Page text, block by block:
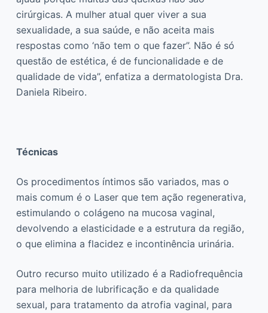
cirúrgicas. A mulher atual quer viver a sua
sexualidade, a sua saúde, e não aceita mais
respostas como ‘não tem o que fazer”. Não é só
questão de estética, é de funcionalidade e de
qualidade de vida”, enfatiza a dermatologista Dra.
Daniela Ribeiro.
Técnicas
Os procedimentos íntimos são variados, mas o
mais comum é o Laser que tem ação regenerativa,
estimulando o colágeno na mucosa vaginal,
devolvendo a elasticidade e a estrutura da região,
o que elimina a flacidez e incontinência urinária.
Outro recurso muito utilizado é a Radiofrequência
para melhoria de lubrificação e da qualidade
sexual, para tratamento da atrofia vaginal, para